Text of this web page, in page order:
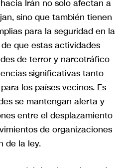
Irán no solo afectan a
sino que también tienen
para la seguridad en la
que estas actividades
de terror y narcotráfico
significativas tanto
los países vecinos. Es
se mantengan alerta y
entre el desplazamiento
de organizaciones
de la ley.